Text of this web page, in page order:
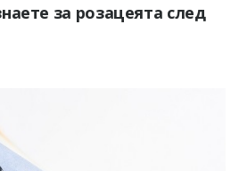
за розацеята след